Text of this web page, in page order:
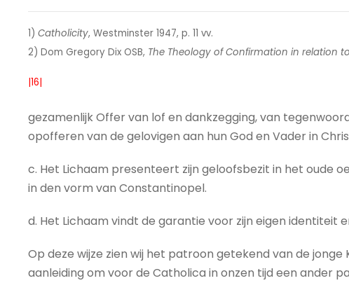
1) Catholicity, Westminster 1947, p. 11 vv.
2) Dom Gregory Dix OSB, The Theology of Confirmation in relation
|16|
gezamenlijk Offer van lof en dankzegging, van
opofferen van de gelovigen aan hun God en Vader in
c. Het Lichaam presenteert zijn geloofsbezit in het oude
in den vorm van Constantinopel.
d. Het Lichaam vindt de garantie voor zijn eigen identiteit
Op deze wijze zien wij het patroon getekend van de
aanleiding om voor de Catholica in onzen tijd een ander